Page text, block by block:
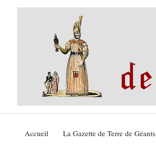
Accueil La Gazette de Terre de Géants